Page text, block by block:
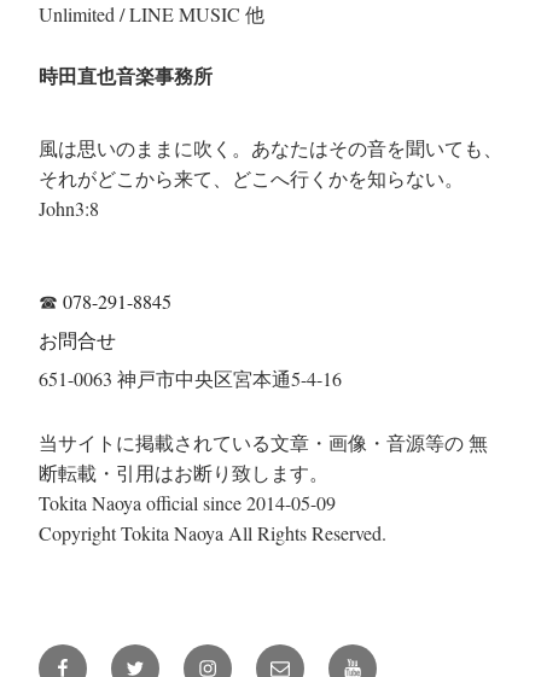
Unlimited / LINE MUSIC 他
時田直也音楽事務所
風は思いのままに吹く。あなたはその音を聞いても、
それがどこから来て、どこへ行くかを知らない。
John3:8
☎ 078-291-8845
お問合せ
651-0063 神戸市中央区宮本通5-4-16
当サイトに掲載されている文章・画像・音源等の 無
断転載・引用はお断り致します。
Tokita Naoya official since 2014-05-09
Copyright Tokita Naoya All Rights Reserved.
Facebook Twitter Instagramメ YouTube